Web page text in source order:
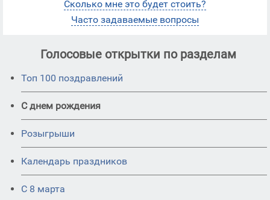
Сколько мне это будет стоить?
Часто задаваемые вопросы
Голосовые открытки по разделам
Топ 100 поздравлений
С днем рождения
Розыгрыши
Календарь праздников
С 8 марта